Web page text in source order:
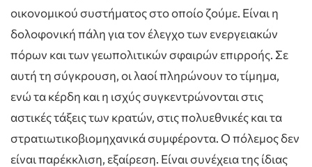
οικονομικού συστήματος στο οποίο ζούμε. Είναι η
δολοφονική πάλη για τον έλεγχο των ενεργειακών
πόρων και των γεωπολιτικών σφαιρών επιρροής. Σε
αυτή τη σύγκρουση, οι λαοί πληρώνουν το τίμημα,
ενώ τα κέρδη και η ισχύς συγκεντρώνονται στις
αστικές τάξεις των κρατών, στις πολυεθνικές και τα
στρατιωτικοβιομηχανικά συμφέροντα. Ο πόλεμος δεν
είναι παρέκκλιση, εξαίρεση. Είναι συνέχεια της ίδιας